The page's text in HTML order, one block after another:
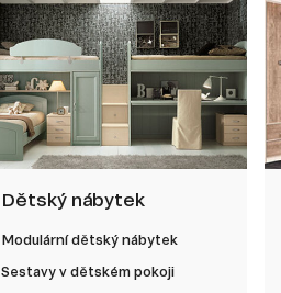
Dětský nábytek
Modulární dětský nábytek
Sestavy v dětském pokoji